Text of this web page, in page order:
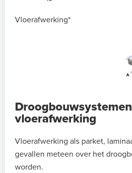
Vloerafwerking*
vloerafwerking
Vloerafwerking als parket,
gevallen meteen over het
worden.